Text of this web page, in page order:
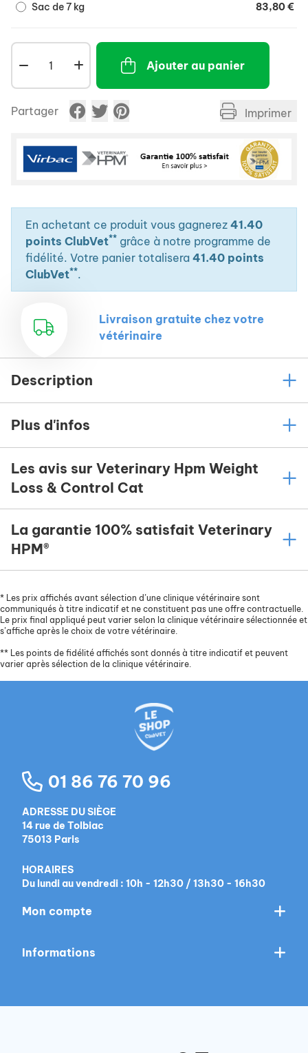
Sac de 7 kg 83,80 €
Ajouter au panier
Partager Imprimer
En achetant ce produit vous gagnerez 41.40
points ClubVet** grâce à notre programme de
fidélité. Votre panier totalisera 41.40 points
ClubVet**.
Livraison gratuite chez votre
vétérinaire
Description
Plus d'infos
Les avis sur Veterinary Hpm Weight
Loss & Control Cat
La garantie 100% satisfait Veterinary
HPM®
* Les prix affichés avant sélection d’une clinique vétérinaire sont
communiqués à titre indicatif et ne constituent pas une offre contractuelle.
Le prix final appliqué peut varier selon la clinique vétérinaire sélectionnée et
s’affiche après le choix de votre vétérinaire.
** Les points de fidélité affichés sont donnés à titre indicatif et peuvent
varier après sélection de la clinique vétérinaire.
01 86 76 70 96
ADRESSE DU SIÈGE
14 rue de Tolbiac
75013 Paris
HORAIRES
Du lundi au vendredi : 10h - 12h30 / 13h30 - 16h30
Mon compte
Informations